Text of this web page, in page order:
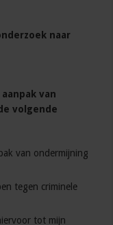
naar
van
volgende
van ondermijning
tegen criminele
tot mijn